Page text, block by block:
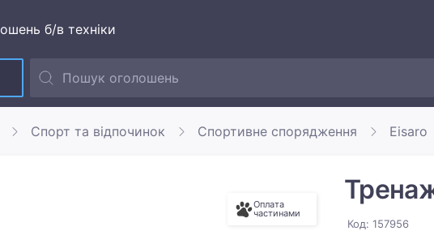
б/в техніки
Спорт та відпочинок Спортивне спорядження Eisaro
Оплата
частинами
Код: 157956